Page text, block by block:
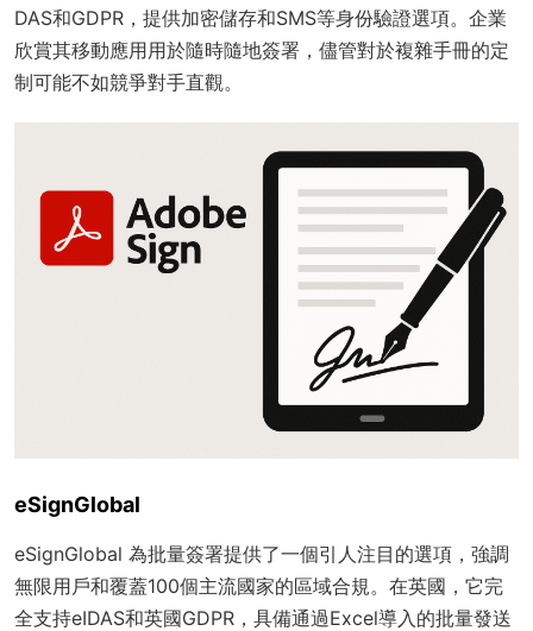
DAS和GDPR，提供加密儲存和SMS等身份驗證選項。企業
欣賞其移動應用用於隨時隨地簽署，儘管對於複雜手冊的定
制可能不如競爭對手直觀。
eSignGlobal
eSignGlobal 為批量簽署提供了一個引人注目的選項，強調
無限用戶和覆蓋100個主流國家的區域合規。在英國，它完
全支持eIDAS和英國GDPR，具備通過Excel導入的批量發送